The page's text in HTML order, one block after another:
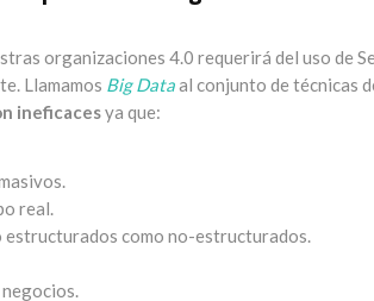
organizaciones 4.0 requerirá del uso de
Llamamos Big Dataal conjunto de técnicas
ineficacesya que:
real.
estructurados como no-estructurados.